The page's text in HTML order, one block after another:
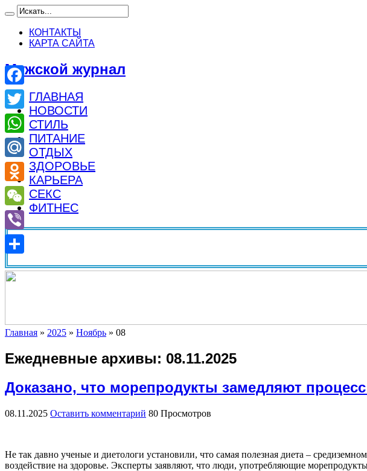
КОНТАКТЫ
КАРТА САЙТА
Мужской журнал
ГЛАВНАЯ
НОВОСТИ
СТИЛЬ
ПИТАНИЕ
ОТДЫХ
ЗДОРОВЬЕ
КАРЬЕРА
СЕКС
ФИТНЕС
Главная » 2025 » Ноябрь » 08
Ежедневные архивы: 08.11.2025
Доказано, что морепродукты замедляют
08.11.2025 Оставить комментарий 80 Просмотров
Не так давно ученые и диетологи установили, что самая полезная диета –
воздействие на здоровье. Эксперты заявляют, что люди, употребляющие
Facebook
Twitter
WhatsApp
Mail.Ru
Odnoklassniki
WeChat
Viber
Отправить